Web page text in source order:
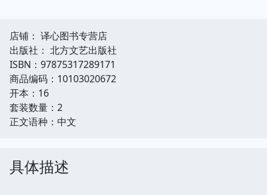
店铺： 译心图书专营店
出版社： 北方文艺出版社
ISBN：97875317289171
商品编码：10103020672
开本：16
套装数量：2
正文语种：中文
具体描述